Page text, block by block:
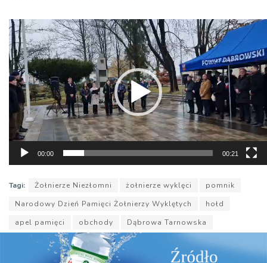
Odtwarzacz
video
00:00 00:21
Tagi: Żołnierze Niezłomni żołnierze wyklęci
pomnik
Narodowy Dzień Pamięci Żołnierzy Wyklętych
hołd
apel pamięci
obchody Dąbrowa Tarnowska